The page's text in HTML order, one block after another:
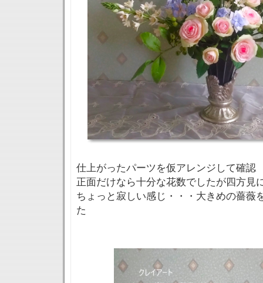
仕上がったパーツを仮アレンジして確認
正面だけなら十分な花数でしたが四方見
ちょっと寂しい感じ・・・大きめの薔薇
た